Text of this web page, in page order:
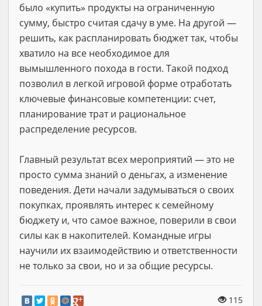
было «купить» продукты на ограниченную
сумму, быстро считая сдачу в уме. На другой —
решить, как распланировать бюджет так, чтобы
хватило на все необходимое для
вымышленного похода в гости. Такой подход
позволил в легкой игровой форме отработать
ключевые финансовые компетенции: счет,
планирование трат и рациональное
распределение ресурсов.
Главный результат всех мероприятий — это не
просто сумма знаний о деньгах, а изменение
поведения. Дети начали задумываться о своих
покупках, проявлять интерес к семейному
бюджету и, что самое важное, поверили в свои
силы как в накопителей. Командные игры
научили их взаимодействию и ответственности
не только за свои, но и за общие ресурсы.
115